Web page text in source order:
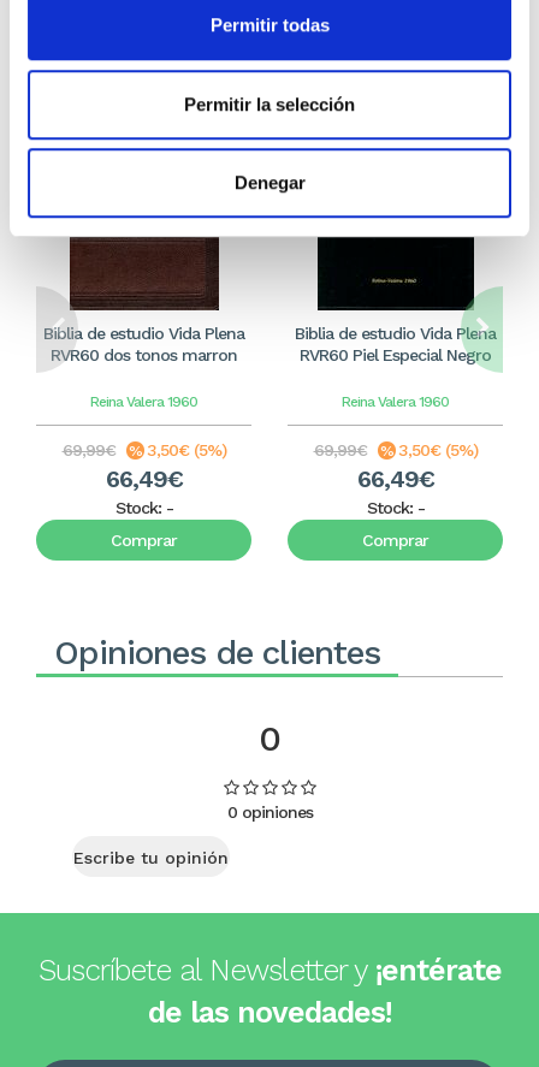
Permitir todas
Permitir la selección
Denegar
Otros títulos del autor
Biblia de estudio Vida Plena
RVR60 dos tonos marron
Reina Valera 1960
69,99€ 3,50€ (5%)
66,49€
Stock: -
Comprar
Biblia de estudio Vida Plena
RVR60 Piel Especial Negro
Reina Valera 1960
69,99€ 3,50€ (5%)
66,49€
Stock: -
Comprar
Opiniones de clientes
0
0 opiniones
Escribe tu opinión
Suscríbete al Newsletter y ¡entérate
de las novedades!